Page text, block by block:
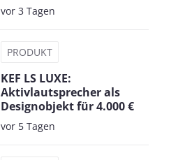
vor 3 Tagen
PRODUKT
KEF LS LUXE:
Aktivlautsprecher als
Designobjekt für 4.000 €
vor 5 Tagen